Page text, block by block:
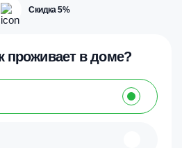
Скидка 5%
проживает в доме?